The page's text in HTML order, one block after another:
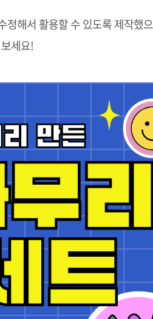
정해서 활용할 수 있도록 제작했
세요!